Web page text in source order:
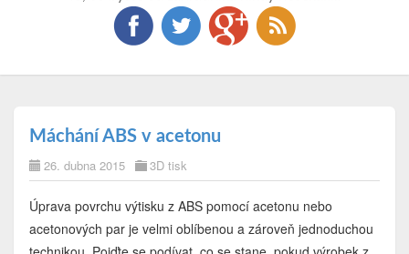
Máchání ABS v acetonu
26. dubna 2015 3D tisk
Úprava povrchu výtisku z ABS pomocí acetonu nebo
acetonových par je velmi oblíbenou a zároveň jednoduchou